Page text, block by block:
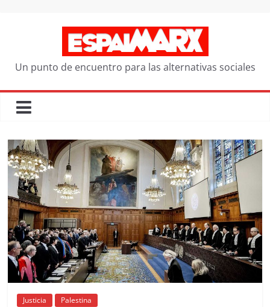
Un punto de encuentro para las alternativas sociales
Justicia Palestina